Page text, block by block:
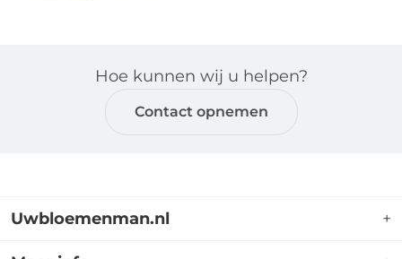
Hoe kunnen wij u helpen?
Contact opnemen
Uwbloemenman.nl +
Uwbloemenman.nl is dé webshop waar u terecht